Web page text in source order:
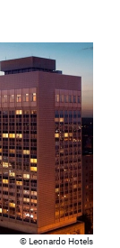
Leonardo Hotels